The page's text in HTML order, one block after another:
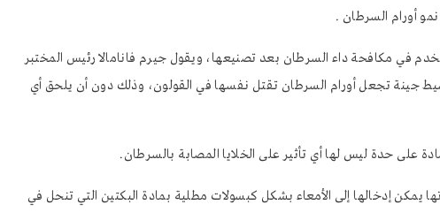
أورام السرطان .
في مكافحة داء السرطان بعد تصنيعها، ويقول جيرم فانامالا رئيس المختبر
جينة تجعل أورام السرطان تقتل نفسها في القولون، وذلك دون أن يلحق أي
على حدة ليس لها أي تأثير على الخلايا المصابة بالسرطان.
يمكن إدخالها إلى الأمعاء بشكل كبسولات مطلية بمادة البكتين التي تنحل في